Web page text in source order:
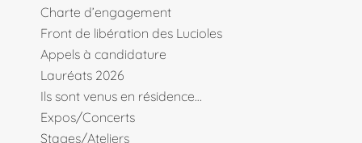
Charte d’engagement
Front de libération des Lucioles
Appels à candidature
Lauréats 2026
Ils sont venus en résidence…
Expos/Concerts
Stages/Ateliers